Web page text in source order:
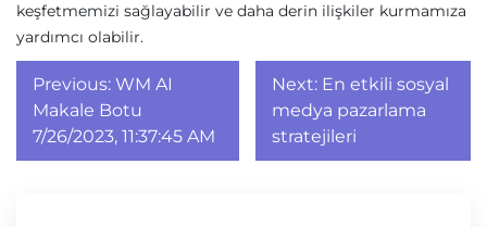
keşfetmemizi sağlayabilir ve daha derin ilişkiler kurmamıza
yardımcı olabilir.
Yazı
gezinmesi
Previous: WM AI
Makale Botu
7/26/2023, 11:37:45 AM
Next: En etkili sosyal
medya pazarlama
stratejileri